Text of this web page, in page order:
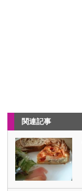
関連記事